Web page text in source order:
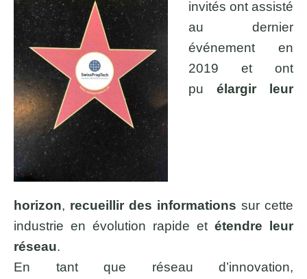
invités ont assisté
au dernier
événement en
2019 et ont
pu élargir leur
horizon, recueillir des informations sur cette
industrie en évolution rapide et étendre leur
réseau.
En tant que réseau d’innovation,